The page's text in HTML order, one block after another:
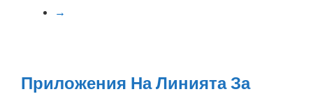
дебелина, гладка повърхност и отлични механични